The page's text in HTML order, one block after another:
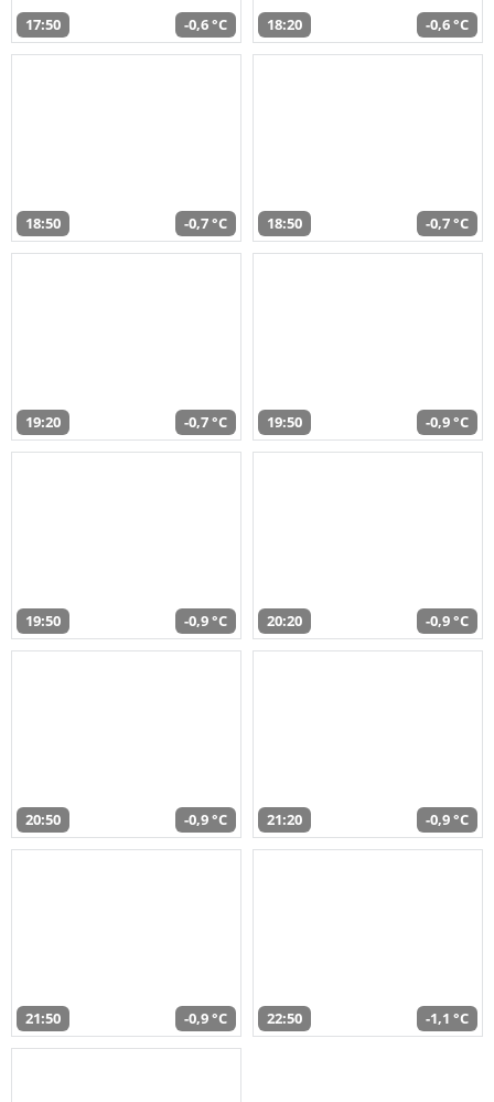
17:50 -0,6 °C 18:20 -0,6 °C
18:50 -0,7 °C 18:50 -0,7 °C
19:20 -0,7 °C 19:50 -0,9 °C
19:50 -0,9 °C 20:20 -0,9 °C
20:50 -0,9 °C 21:20 -0,9 °C
21:50 -0,9 °C 22:50 -1,1 °C